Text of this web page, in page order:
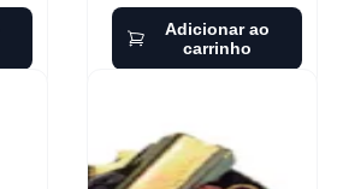
Adicionar ao
carrinho